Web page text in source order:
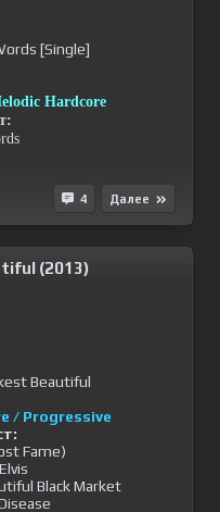
Hardcore
4 Далее
(2013)
/ Progressive
Fame)
Black Market